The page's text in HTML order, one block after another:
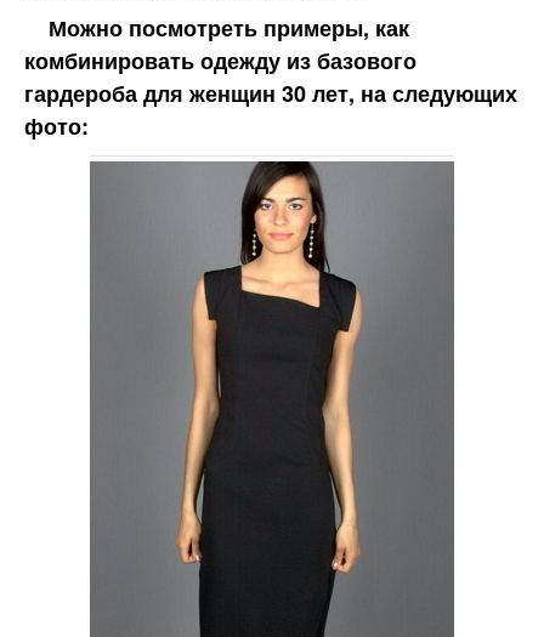
Можно посмотреть примеры, как
комбинировать одежду из базового
гардероба для женщин 30 лет, на следующих
фото: